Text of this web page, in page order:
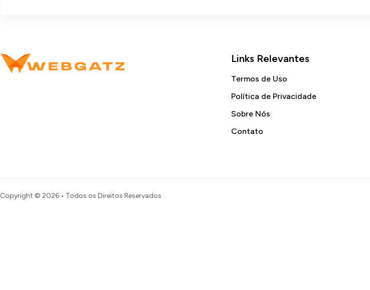
Links Relevantes
Termos de Uso
Política de Privacidade
Sobre Nós
Contato
Copyright © 2026 • Todos os Direitos Reservados